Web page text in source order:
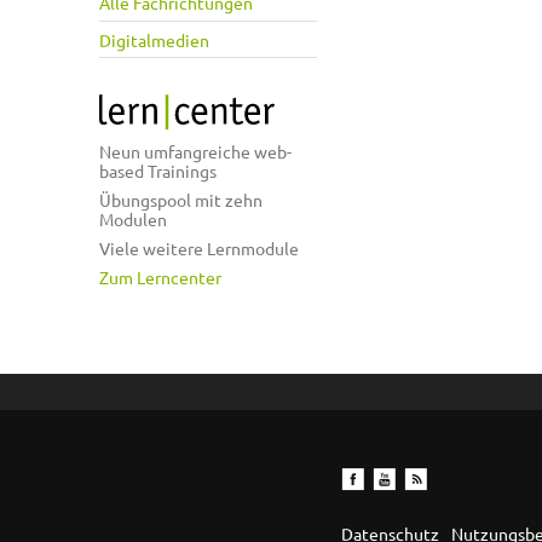
Digitalmedien
Neun umfangreiche web-
based Trainings
Übungspool mit zehn
Modulen
Viele weitere Lernmodule
Zum Lerncenter
Datenschutz